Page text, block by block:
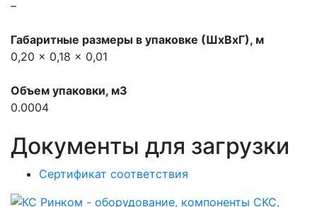
–
Габаритные размеры в упаковке (ШхВхГ), м
0,20 x 0,18 x 0,01
Объем упаковки, м3
0.0004
Документы для загрузки
Сертификат соответствия